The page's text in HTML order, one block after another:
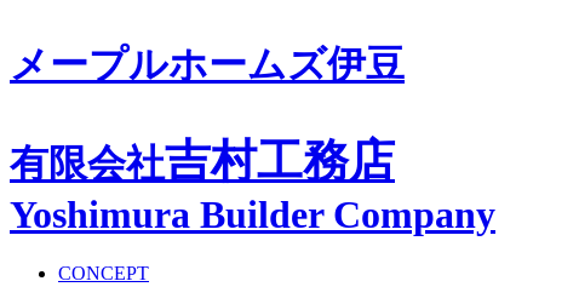
メープルホームズ伊豆
有限会社吉村工務店
Yoshimura Builder Company
CONCEPT